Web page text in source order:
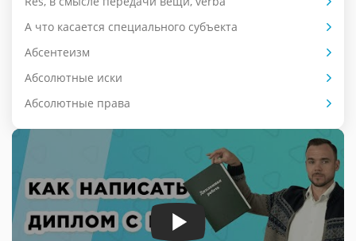
А что касается специального субъекта
Абсентеизм
Абсолютные иски
Абсолютные права